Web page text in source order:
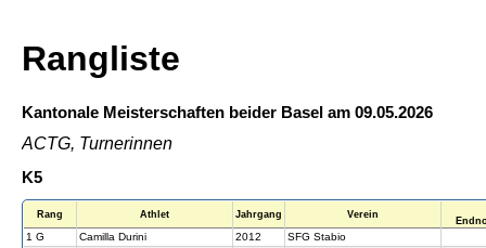
Rangliste
Kantonale Meisterschaften beider Basel am 09.05.2026
ACTG, Turnerinnen
K5
Rang Athlet Jahrgang Verein
1 G Camilla Durini 2012
SFG Stabio